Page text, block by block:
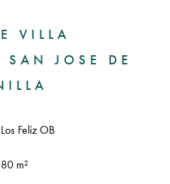
VILLA
SAN JOSE DE
Feliz OB
m²